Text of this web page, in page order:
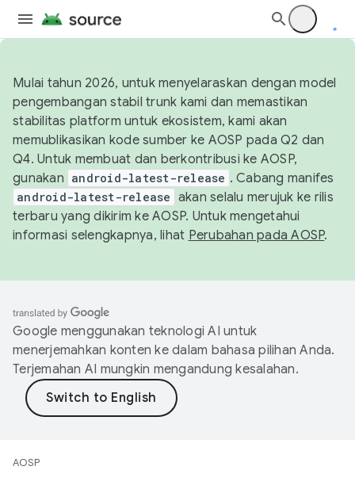
Mulai tahun 2026, untuk menyelaraskan dengan model
pengembangan stabil trunk kami dan memastikan
stabilitas platform untuk ekosistem, kami akan
memublikasikan kode sumber ke AOSP pada Q2 dan
Q4. Untuk membuat dan berkontribusi ke AOSP,
gunakan android-latest-release . Cabang manifes
android-latest-release akan selalu merujuk ke rilis
terbaru yang dikirim ke AOSP. Untuk mengetahui
informasi selengkapnya, lihat Perubahan pada AOSP.
Google menggunakan teknologi AI untuk
menerjemahkan konten ke dalam bahasa pilihan Anda.
Terjemahan AI mungkin mengandung kesalahan.
AOSP